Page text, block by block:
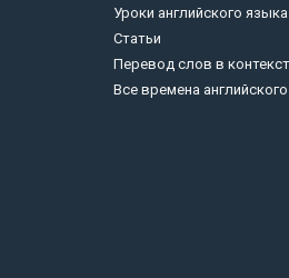
Уроки английского языка
Статьи
Перевод слов в
Все времена английского